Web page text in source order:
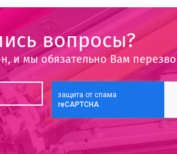
вопросы?
и мы обязательно Вам